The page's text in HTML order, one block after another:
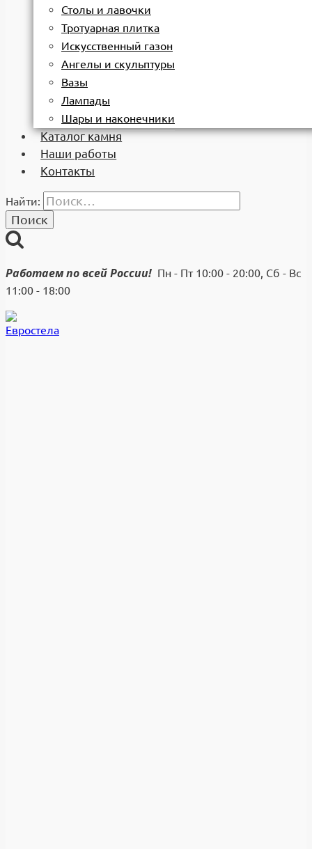
Столы и лавочки
Тротуарная плитка
Искусственный газон
Ангелы и скульптуры
Вазы
Лампады
Шары и наконечники
Каталог камня
Наши работы
Контакты
Найти:
Работаем по всей России! Пн - Пт 10:00 - 20:00, Сб - Вс
11:00 - 18:00